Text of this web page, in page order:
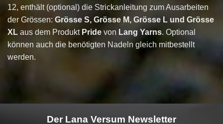
12, enthält (optional) die Strickanleitung zum Ausarbeiten
der Grössen: Grösse S, Grösse M, Grösse L und Grösse
XL aus dem Produkt Pride von Lang Yarns. Optional
können auch die benötigten Nadeln gleich mitbestellt
werden.
Der Lana Versum Newsletter